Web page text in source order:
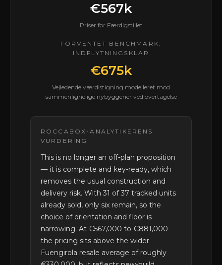
€567k
Priser for Færdigstillet
FORVENTET BENCHMARK,
INDFLYTNINGSKLAR
€675k
Vejledende værdistigning modelleret mod
sammenlignelige nybyggerier ved overtagelse
ROCCABOX-ANALYTIKERENS
VURDERING
This is no longer an off-plan proposition
— it is complete and key-ready, which
removes the usual construction and
delivery risk. With 31 of 37 tracked units
already sold, only six remain, so the
choice of orientation and floor is
narrowing. At €567,000 to €881,000
the pricing sits above the wider
Fuengirola resale average of roughly